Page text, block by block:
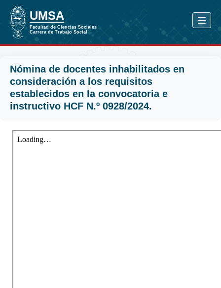
Nómina de docentes inhabilitados en
consideración a los requisitos
establecidos en la convocatoria e
instructivo HCF N.º 0928/2024.